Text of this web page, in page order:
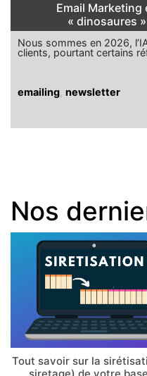
Email
« dinosaures
Nous sommes en 2026,
clients, pourtant certains
emailing newsletter
Nos
Tout savoir sur la
siretage) de votre